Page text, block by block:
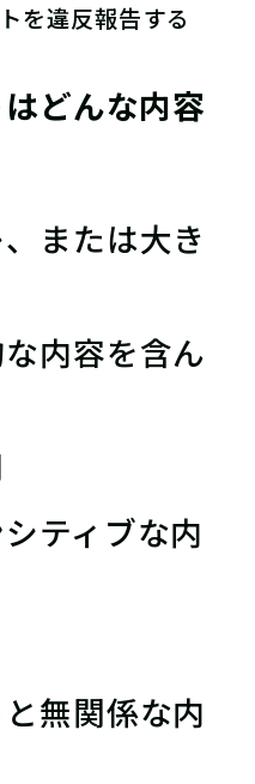
を違反報告する
どんな内容
または大き
内容を含ん
ティブな内
無関係な内